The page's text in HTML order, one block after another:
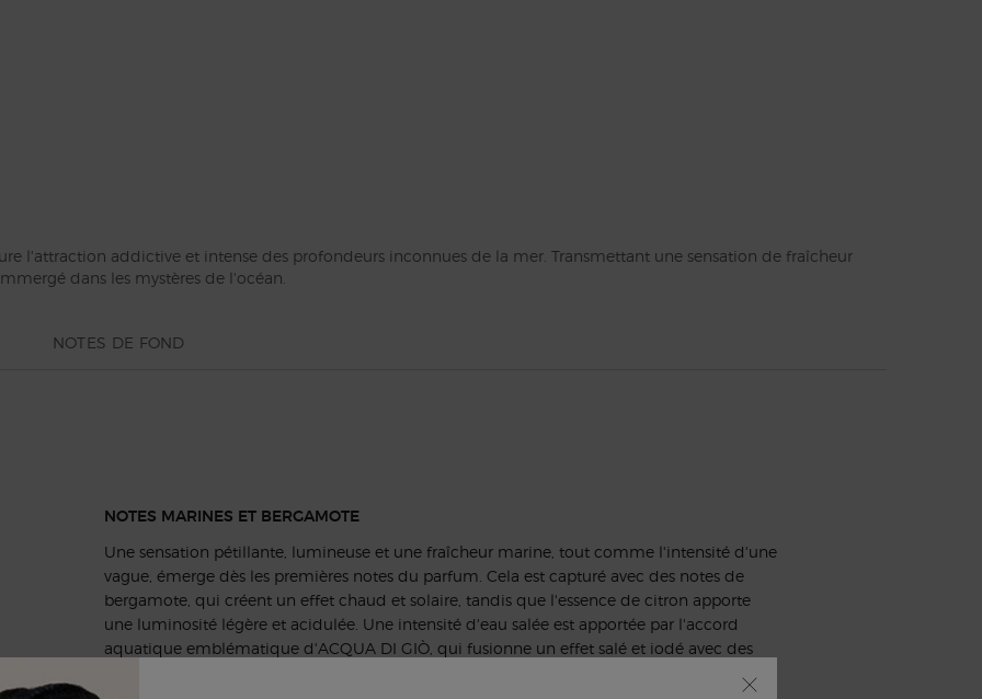
l'attraction addictive et intense des profondeurs inconnues de la mer. Transmettant une sensation de fraîcheur
dans les mystères de l'océan.
NOTES DE FOND
NOTES MARINES ET BERGAMOTE
Une sensation pétillante, lumineuse et une fraîcheur marine, tout comme l'intensité d'une
vague, émerge dès les premières notes du parfum. Cela est capturé avec des notes de
bergamote, qui créent un effet chaud et solaire, tandis que l'essence de citron apporte
une luminosité légère et acidulée. Une intensité d'eau salée est apportée par l'accord
aquatique emblématique d'ACQUA DI GIÒ, qui fusionne un effet salé et iodé avec des